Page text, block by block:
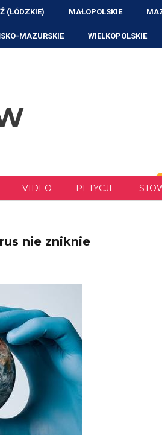
(ŁÓDZKIE) MAŁOPOLSKIE
MAZURSKIE WIELKOPOLSKIE
VIDEO PETYCJE
nie zniknie